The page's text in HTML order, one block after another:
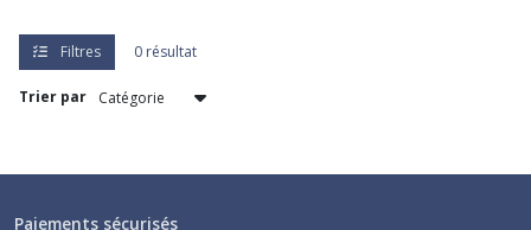
Filtres 0 résultat
Trier par
PANTALON
(3)
(3)
Paiements sécurisés